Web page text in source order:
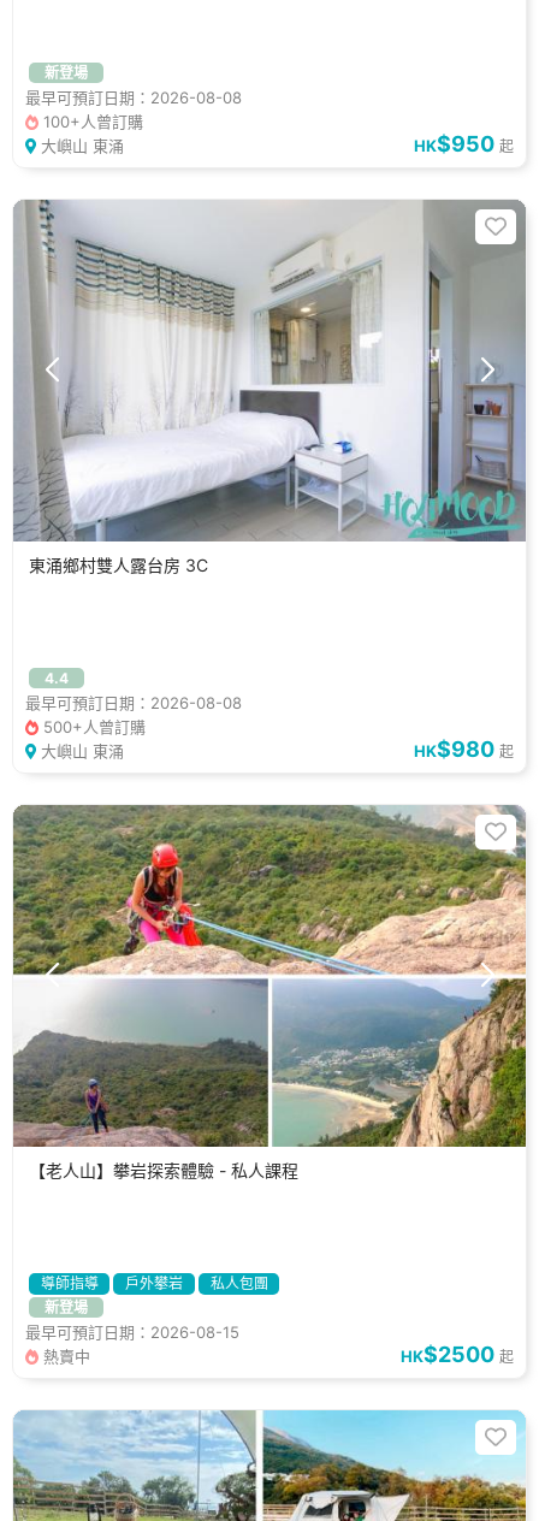
新登場
最早可預訂日期：2026-08-08
100+人曾訂購
大嶼山 東涌
HK$950 起
東涌鄉村雙人露台房 3C
4.4
最早可預訂日期：2026-08-08
500+人曾訂購
大嶼山 東涌
HK$980 起
【老人山】攀岩探索體驗 - 私人課程
導師指導 戶外攀岩
私人包團
新登場
最早可預訂日期：2026-08-15
熱賣中
HK$2500 起